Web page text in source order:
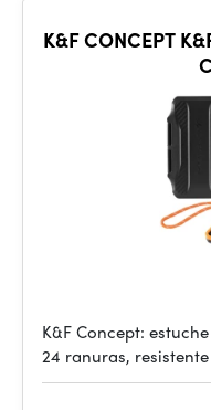
K&F CONCEPT
K&F Concept:
24 ranuras,